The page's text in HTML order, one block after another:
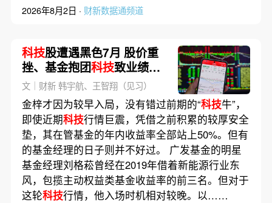
2026年8月2日 · 财新数据通频道
科技股遭遇黑色7月 股价重
挫、基金抱团科技致业绩大
撤退
文｜财新 韩宇航、王智翔（见习）
金梓才因为较早入局，没有错过前期的“科技牛”，
即使近期科技行情巨震，凭借之前积累的较厚安全
垫，其在管基金的年内收益率全部站上50%。但有
的基金经理的日子则并不好过。 广发基金的明星
基金经理刘格菘曾经在2019年借着新能源行业东
风，包揽主动权益类基金收益率的前三名。但对于
这轮科技行情，他入场时机相对较晚。以……